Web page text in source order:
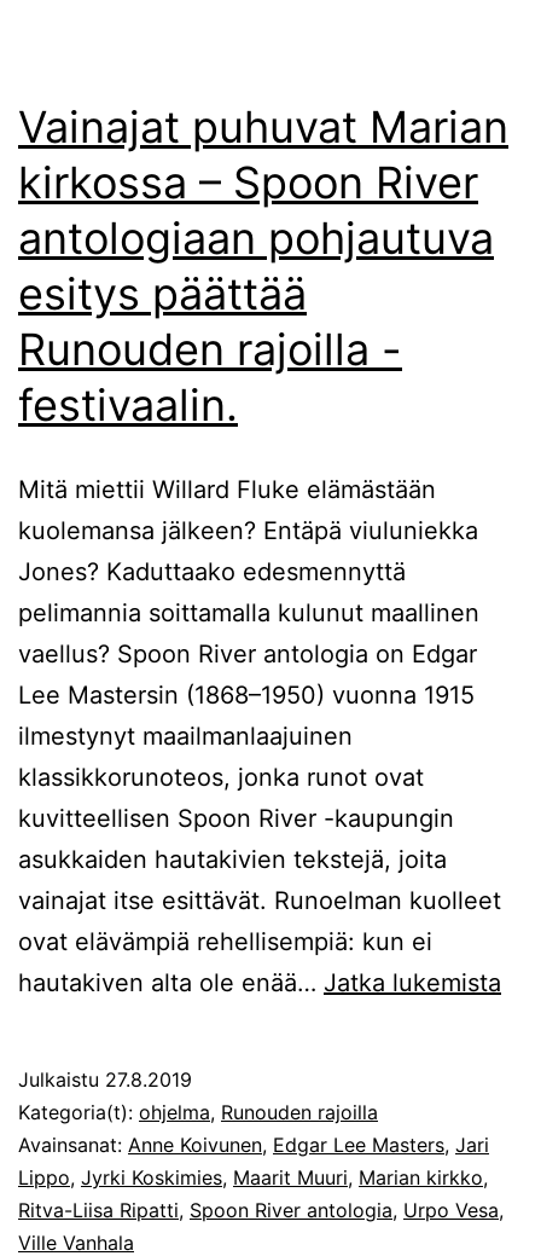
Vainajat puhuvat Marian
kirkossa – Spoon River
antologiaan pohjautuva
esitys päättää
Runouden rajoilla -
festivaalin.
Mitä miettii Willard Fluke elämästään
kuolemansa jälkeen? Entäpä viuluniekka
Jones? Kaduttaako edesmennyttä
pelimannia soittamalla kulunut maallinen
vaellus? Spoon River antologia on Edgar
Lee Mastersin (1868–1950) vuonna 1915
ilmestynyt maailmanlaajuinen
klassikkorunoteos, jonka runot ovat
kuvitteellisen Spoon River -kaupungin
asukkaiden hautakivien tekstejä, joita
vainajat itse esittävät. Runoelman kuolleet
ovat elävämpiä rehellisempiä: kun ei
hautakiven alta ole enää… Jatka lukemista
Julkaistu 27.8.2019
Kategoria(t): ohjelma, Runouden rajoilla
Avainsanat: Anne Koivunen, Edgar Lee Masters, Jari
Lippo, Jyrki Koskimies, Maarit Muuri, Marian kirkko,
Ritva-Liisa Ripatti, Spoon River antologia, Urpo Vesa,
Ville Vanhala